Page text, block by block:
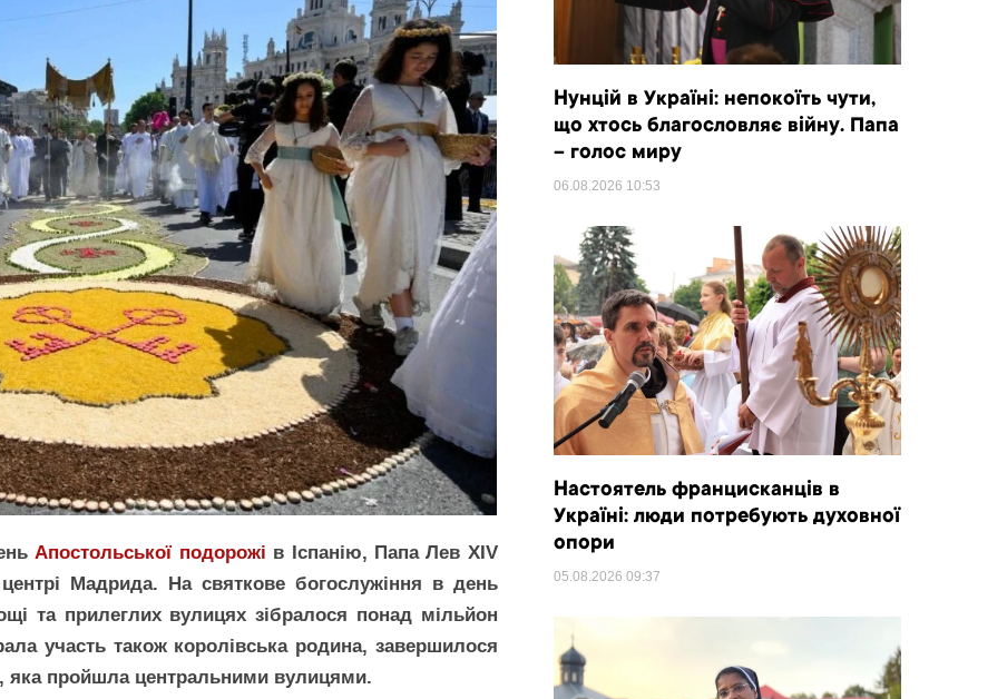
Апостольської подорожі в Іспанію, Папа Лев XIV
Мадрида. На святкове богослужіння в день
та прилеглих вулицях зібралося понад мільйон
участь також королівська родина, завершилося
пройшла центральними вулицями.
Нунцій в Україні: непокоїть чути,
що хтось благословляє війну. Папа
– голос миру
06.08.2026 10:53
Настоятель францисканців в
Україні: люди потребують духовної
опори
05.08.2026 09:37